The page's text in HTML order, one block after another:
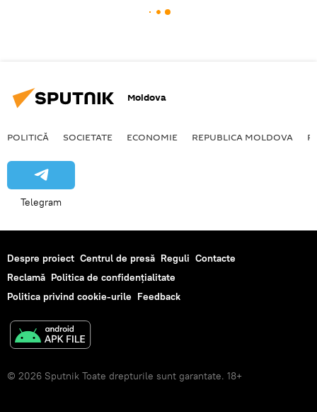
Moldova
POLITICĂ SOCIETATE ECONOMIE REPUBLICA MOLDOVA
Telegram
Despre proiect Centrul de presă Reguli Contacte
Reclamă Politica de confidențialitate
Politica privind cookie-urile Feedback
© 2026 Sputnik Toate drepturile sunt garantate. 18+